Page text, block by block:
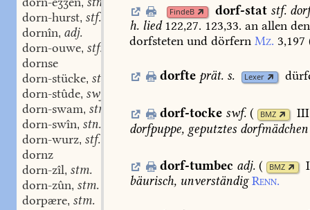
,
dorn-hurst, stf.
dornîn, adj.
dorn-ouwe, stf.
dornse
dorn-stücke, stn.
dorn-stûde, swf.
dorn-swam, stm.
dorn-swîn, stn.
dorn-wurz, stf.
dornz
dorn-zîl, stm.
dorn-zûn, stm.
dorpære, stm.
FindeB dorf-stat stf.
h. lied 122,27. 123,33. an allen den
dorfsteten und dörfern Mz. 3,197
dorfte prät. s. Lexer
dorf-tocke swf. ( BMZ
dorfpuppe, geputztes dorfmädchen
dorf-tumbec adj. ( BMZ
bäurisch, unverständig Renn.